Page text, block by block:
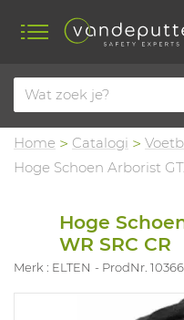
Home Catalogi
Hoge Schoen Arborist
Hoge
WR SRC CR
Merk : ELTEN ProdNr.